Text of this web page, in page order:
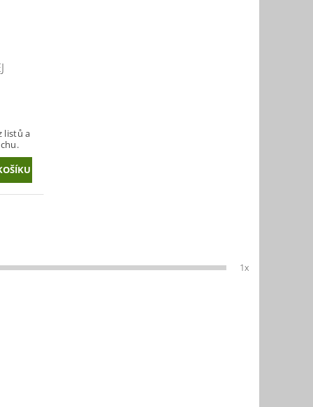
listů a
1x